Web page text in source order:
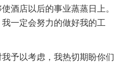
酒店以后的事业蒸蒸日上。
一定会努力的做好我的工
予以考虑，我热切期盼你们